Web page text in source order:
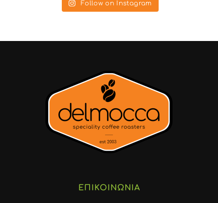
Follow on Instagram
ΕΠΙΚΟΙΝΩΝΙΑ